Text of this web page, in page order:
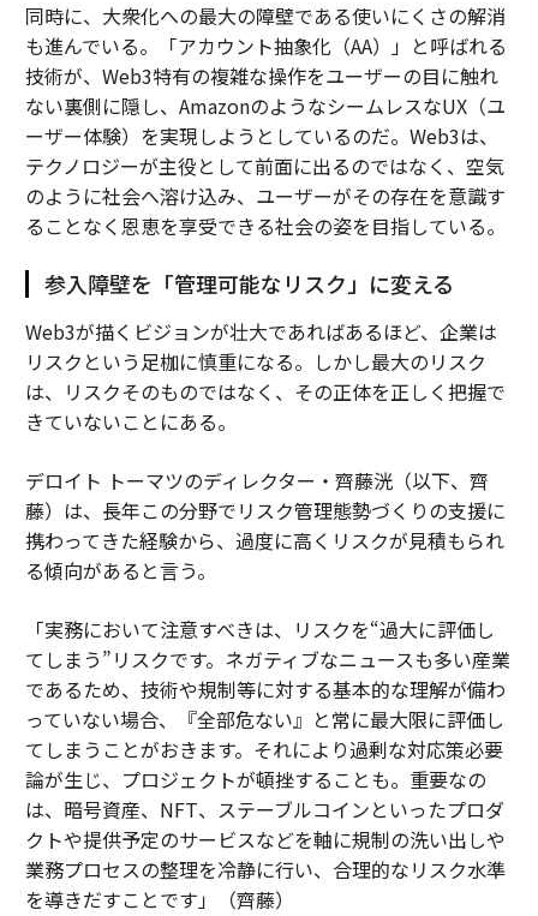
同時に、大衆化への最大の障壁である使いにくさの解消
も進んでいる。「アカウント抽象化（AA）」と呼ばれる
技術が、Web3特有の複雑な操作をユーザーの目に触れ
ない裏側に隠し、AmazonのようなシームレスなUX（ユ
ーザー体験）を実現しようとしているのだ。Web3は、
テクノロジーが主役として前面に出るのではなく、空気
のように社会へ溶け込み、ユーザーがその存在を意識す
ることなく恩恵を享受できる社会の姿を目指している。
参入障壁を「管理可能なリスク」に変える
Web3が描くビジョンが壮大であればあるほど、企業は
リスクという足枷に慎重になる。しかし最大のリスク
は、リスクそのものではなく、その正体を正しく把握で
きていないことにある。
デロイト トーマツのディレクター・齊藤洸（以下、齊
藤）は、長年この分野でリスク管理態勢づくりの支援に
携わってきた経験から、過度に高くリスクが見積もられ
る傾向があると言う。
「実務において注意すべきは、リスクを“過大に評価し
てしまう”リスクです。ネガティブなニュースも多い産業
であるため、技術や規制等に対する基本的な理解が備わ
っていない場合、『全部危ない』と常に最大限に評価し
てしまうことがおきます。それにより過剰な対応策必要
論が生じ、プロジェクトが頓挫することも。重要なの
は、暗号資産、NFT、ステーブルコインといったプロダ
クトや提供予定のサービスなどを軸に規制の洗い出しや
業務プロセスの整理を冷静に行い、合理的なリスク水準
を導きだすことです」（齊藤）